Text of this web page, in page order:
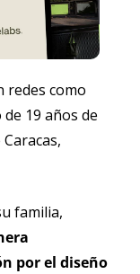
redes como
19 años de
familia,
por el diseño